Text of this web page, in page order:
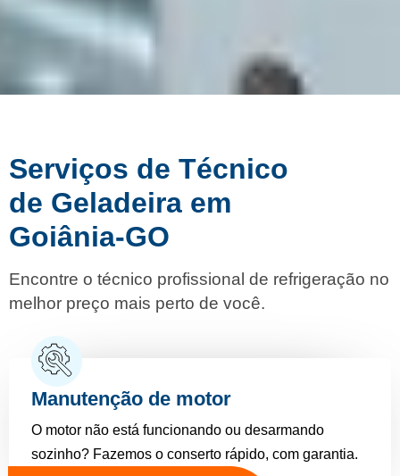
Serviços de Técnico
de Geladeira em
Goiânia-GO
Encontre o técnico profissional de refrigeração no
melhor preço mais perto de você.
Manutenção de motor
O motor não está funcionando ou desarmando
sozinho? Fazemos o conserto rápido, com garantia.